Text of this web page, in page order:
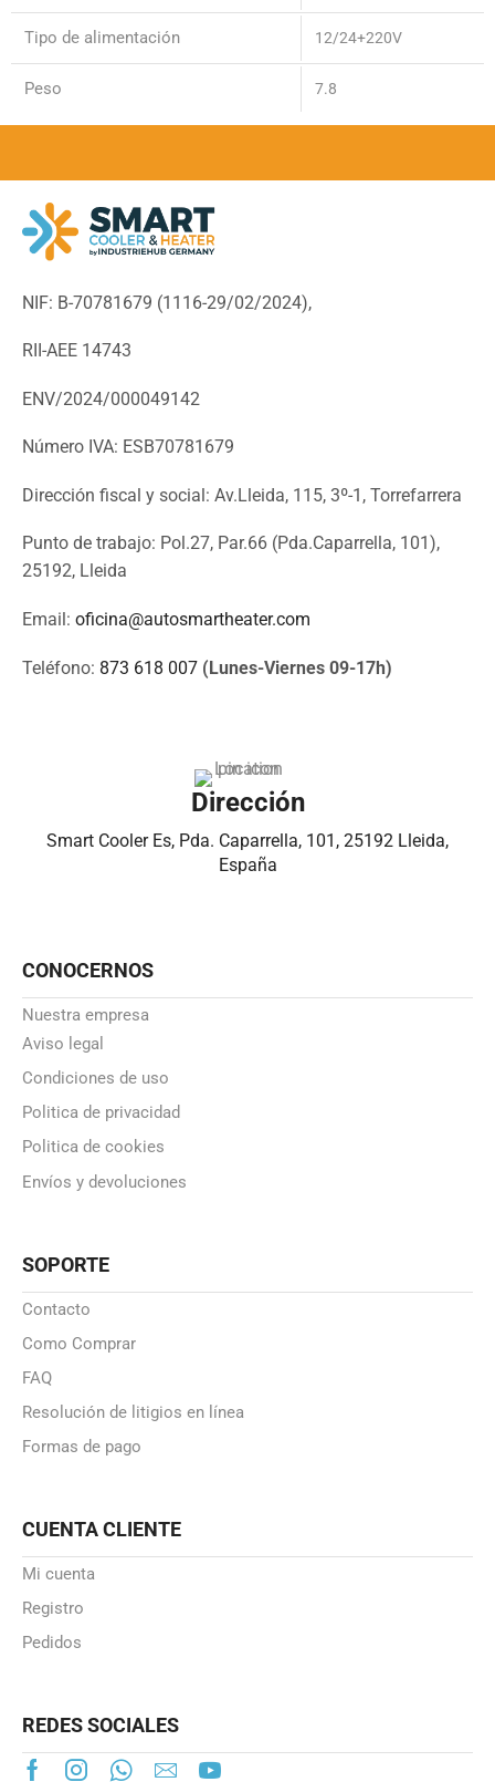
Tipo de alimentación 12/24+220V
Peso 7.8
NIF: B-70781679 (1116-29/02/2024),
RII-AEE 14743
ENV/2024/000049142
Número IVA: ESB70781679
Dirección fiscal y social: Av.Lleida, 115, 3º-1, Torrefarrera
Punto de trabajo: Pol.27, Par.66 (Pda.Caparrella, 101),
25192, Lleida
Email: oficina@autosmartheater.com
Teléfono: 873 618 007 (Lunes-Viernes 09-17h)
Dirección
Smart Cooler Es, Pda. Caparrella, 101, 25192 Lleida,
España
CONOCERNOS
Nuestra empresa
Aviso legal
Condiciones de uso
Politica de privacidad
Politica de cookies
Envíos y devoluciones
SOPORTE
Contacto
Como Comprar
FAQ
Resolución de litigios en línea
Formas de pago
CUENTA CLIENTE
Mi cuenta
Registro
Pedidos
REDES SOCIALES